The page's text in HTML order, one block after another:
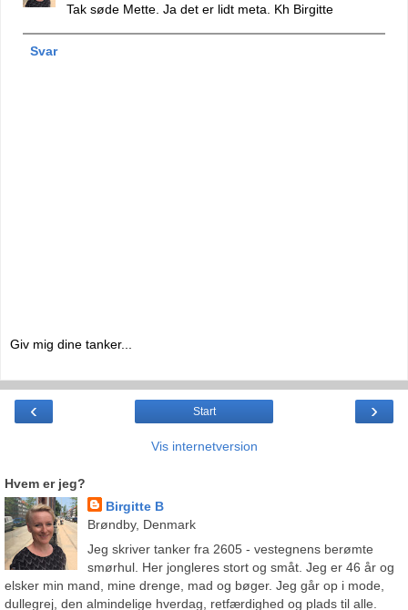
Tak søde Mette. Ja det er lidt meta. Kh Birgitte
Svar
Giv mig dine tanker...
‹ ›
Start
Vis internetversion
Hvem er jeg?
Birgitte B
Brøndby, Denmark
Jeg skriver tanker fra 2605 - vestegnens berømte
smørhul. Her jongleres stort og småt. Jeg er 46 år og
elsker min mand, mine drenge, mad og bøger. Jeg går op i mode,
dullegrej, den almindelige hverdag, retfærdighed og plads til alle.